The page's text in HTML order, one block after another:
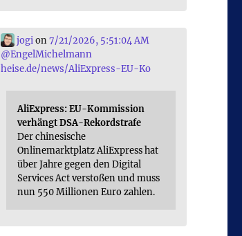
jogion7/21/2026, 5:51:04 AM
@EngelMichelmann
heise.de/news/AliExpress-EU-Ko
AliExpress: EU-Kommission
verhängt DSA-Rekordstrafe
Der chinesische
Onlinemarktplatz AliExpress hat
über Jahre gegen den Digital
Services Act verstoßen und muss
nun 550 Millionen Euro zahlen.